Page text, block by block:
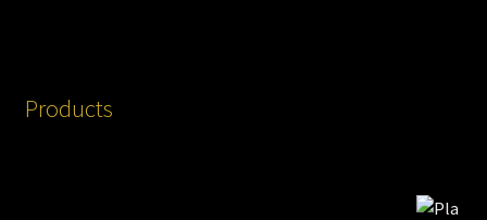
Products